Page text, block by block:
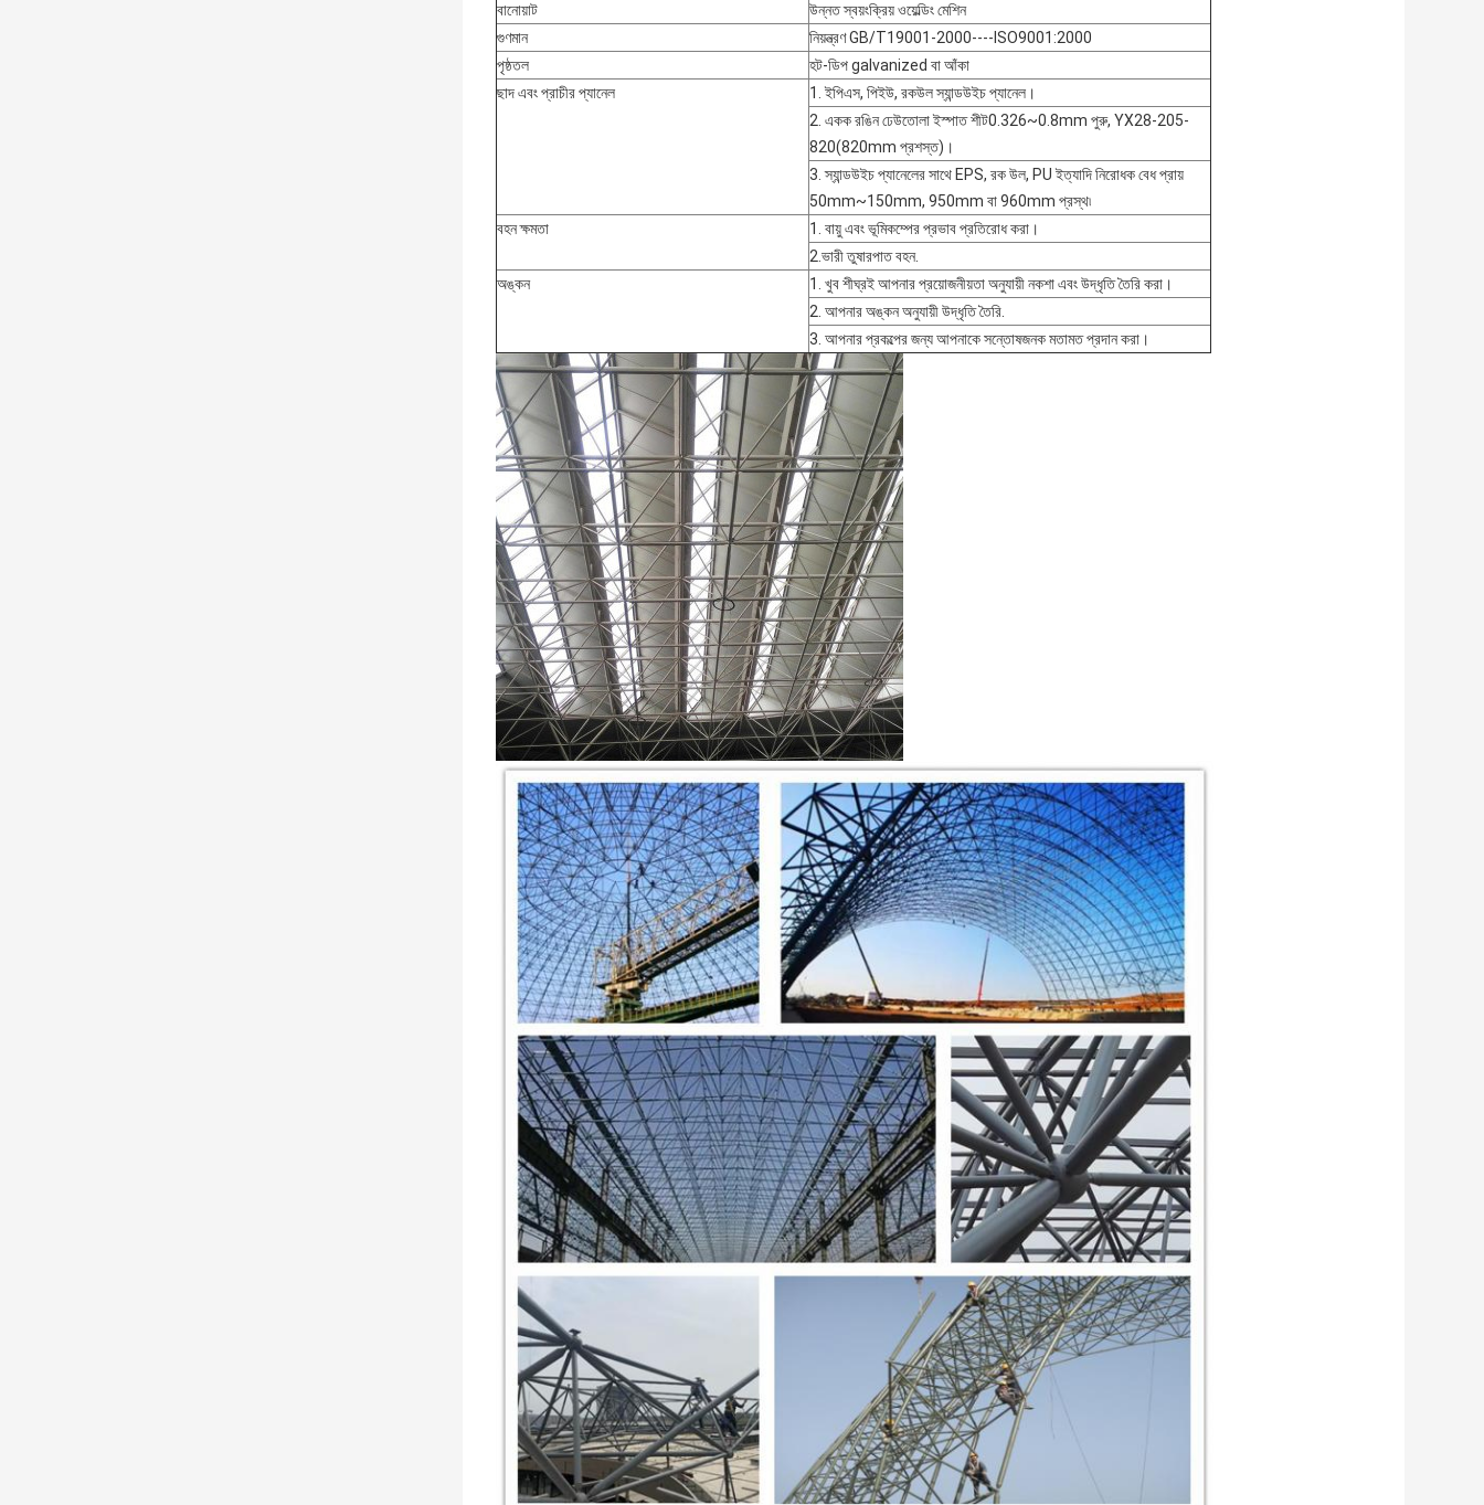
বানোয়াট
উন্নত স্বয়ংক্রিয় ওয়েল্ডিং মেশিন
গুণমান
নিয়ন্ত্রণ GB/T19001-2000----ISO9001:2000
পৃষ্ঠতল
হট-ডিপ galvanized বা আঁকা
ছাদ এবং প্রাচীর প্যানেল
1. ইপিএস, পিইউ, রকউল স্যান্ডউইচ প্যানেল।
2. একক রঙিন ঢেউতোলা ইস্পাত শীট0.326~0.8mm পুরু, YX28-205-
820(820mm প্রশস্ত)।
3. স্যান্ডউইচ প্যানেলের সাথে EPS, রক উল, PU ইত্যাদি নিরোধক বেধ প্রায়
50mm~150mm, 950mm বা 960mm প্রস্থ৷
বহন ক্ষমতা
1. বায়ু এবং ভূমিকম্পের প্রভাব প্রতিরোধ করা।
2.ভারী তুষারপাত বহন.
অঙ্কন
1. খুব শীঘ্রই আপনার প্রয়োজনীয়তা অনুযায়ী নকশা এবং উদ্ধৃতি তৈরি করা।
2. আপনার অঙ্কন অনুযায়ী উদ্ধৃতি তৈরি.
3. আপনার প্রকল্পের জন্য আপনাকে সন্তোষজনক মতামত প্রদান করা।